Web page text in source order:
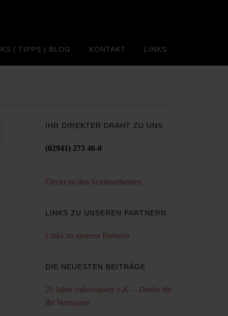
| TIPPS | BLOG KONTAKT LINKS
IHR DIREKTER DRAHT ZU UNS
(02941) 273 46-0
Direkt zu den Seminarthemen…
LINKS ZU UNSEREN PARTNERN
Links zu unseren Partnern
DIE NEUESTEN BEITRÄGE
25 Jahre cadcompany e.K. – Danke für
Ihr Vertrauen!